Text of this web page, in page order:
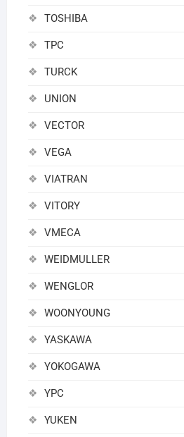
TOSHIBA
TPC
TURCK
UNION
VECTOR
VEGA
VIATRAN
VITORY
VMECA
WEIDMULLER
WENGLOR
WOONYOUNG
YASKAWA
YOKOGAWA
YPC
YUKEN